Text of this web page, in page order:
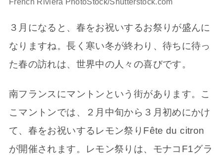
３月になると、春をお祝いするお祭りが盛んに
なりますね。長く寒い冬が終わり、待ちに待っ
た春の訪れは、世界中の人々の喜びです。
南フランスにマントンという街があります。こ
こマントンでは、２月中旬から３月初めにかけ
て、春をお祝いするレモン祭りFête du citron
が開催されます。レモン祭りは、モナコF1グラ